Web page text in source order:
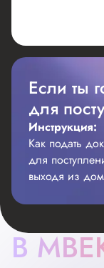
Если ты
для
Инструкция:
Как подать
для
выходя из
1шаг
В